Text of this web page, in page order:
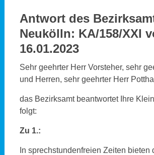
Antwort des
Neukölln: KA/158/XXI
16.01.2023
Sehr geehrter Herr Vorsteher, sehr
und Herren, sehr geehrter Herr
das Bezirksamt beantwortet Ihre
folgt:
Zu 1.:
In sprechstundenfreien Zeiten bieten